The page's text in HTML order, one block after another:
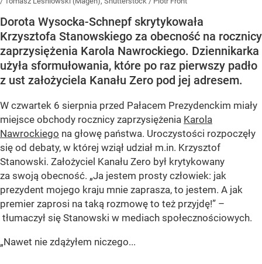
Dorota Wysocka-Schnepf skrytykowała
Krzysztofa Stanowskiego za obecność na rocznicy
zaprzysiężenia Karola Nawrockiego. Dziennikarka
użyła sformułowania, które po raz pierwszy padło
z ust założyciela Kanału Zero pod jej adresem.
W czwartek 6 sierpnia przed Pałacem Prezydenckim miały
miejsce obchody rocznicy zaprzysiężenia Karola
Nawrockiego na głowę państwa. Uroczystości rozpoczęły
się od debaty, w której wziął udział m.in. Krzysztof
Stanowski. Założyciel Kanału Zero był krytykowany
za swoją obecność. „Ja jestem prosty człowiek: jak
prezydent mojego kraju mnie zaprasza, to jestem. A jak
premier zaprosi na taką rozmowę to też przyjdę!” –
tłumaczył się Stanowski w mediach społecznościowych.
„Nawet nie zdążyłem niczego...